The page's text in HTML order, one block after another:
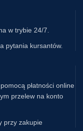
w trybie 24/7.
pytania kursantów.
płatności online
przelew na konto
przy zakupie